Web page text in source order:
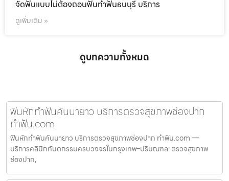
จัดฟันแบบไม่ต้องถอนฟันทำฟันธนบุรี บริการ
ดูเพิ่มเติม »
ดูบทความทั้งหมด
ฟันหักทำฟันคันนายาว บริการตรวจสุขภาพช่องปาก
ทำฟัน.com
ฟันหักทำฟันคันนายาว บริการตรวจสุขภาพช่องปาก ทำฟัน.com —
บริการคลินิกทันตกรรมครบวงจรในกรุงเทพ–ปริมณฑล: ตรวจสุขภาพ
ช่องปาก,